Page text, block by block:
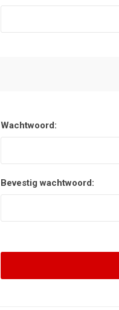
Wachtwoord:
Bevestig wachtwoord: